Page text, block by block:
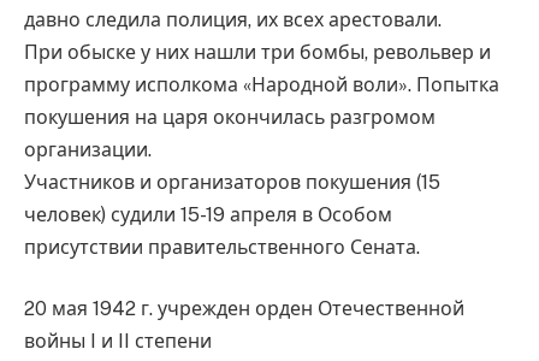
давно следила полиция, их всех арестовали.
При обыске у них нашли три бомбы, револьвер и
программу исполкома «Народной воли». Попытка
покушения на царя окончилась разгромом
организации.
Участников и организаторов покушения (15
человек) судили 15-19 апреля в Особом
присутствии правительственного Сената.
20 мая 1942 г. учрежден орден Отечественной
войны I и II степени